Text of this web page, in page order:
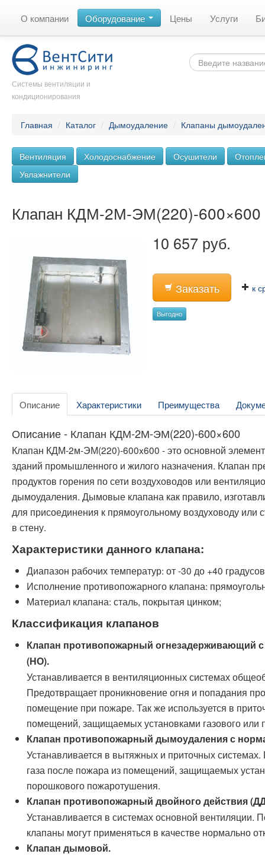
О компании Оборудование Цены Услуги
Системы вентиляции и
кондиционирования
Главная / Каталог / Дымоудаление / Клапаны
Вентиляция Холодоснабжение Осушители
Увлажнители
Клапан КДМ-2М-ЭМ(220)-600×600
10 657 руб.
Заказать к
Выгодно
Описание Характеристики Преимущества
Описание - Клапан КДМ-2М-ЭМ(220)-600×600
Клапан КДМ-2м-ЭМ(220)-600x600 - это основной
зданий промышленного и жилого назначения. Клапан
продуктов горения по сети воздуховодов или
дымоудаления. Дымовые клапана как правило,
для присоединения к прямоугольному воздуховоду или
в стену.
Характеристики данного клапана:
Диапазон рабочих температур: от -30 до +40
Исполнение противопожарного клапана:
Материал клапана: сталь, покрытая цинком;
Классификация клапанов
Клапан противопожарный огнезадерживающий
(НО).
Устанавливается в вентиляционных системах
Предотвращает проникновение огня и попадания
помещение при пожаре. Так же используется в
помещений, защищаемых установками газового или
Клапан противопожарный дымоудаления с
Устанавливается в вытяжных и приточных
газа после пожара из помещений, защищаемых
порошкового пожаротушения.
Клапан противопожарный двойного действия
Устанавливается в системах основной вентиляции.
клапаны могут применяться в качестве нормально
Клапан дымовой.